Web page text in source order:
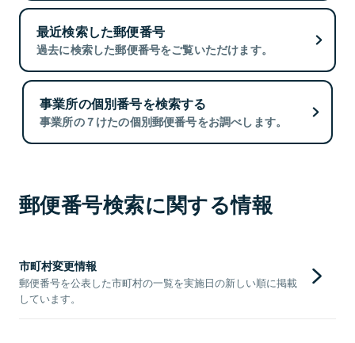
最近検索した郵便番号
過去に検索した郵便番号をご覧いただけます。
事業所の個別番号を検索する
事業所の７けたの個別郵便番号をお調べします。
郵便番号検索に関する情報
市町村変更情報
郵便番号を公表した市町村の一覧を実施日の新しい順に掲載
しています。